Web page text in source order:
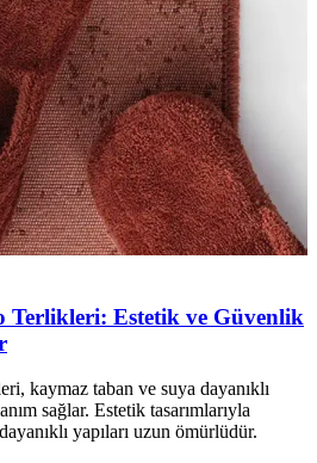
Terlikleri: Estetik ve Güvenlik
kaymaz taban ve suya dayanıklı
sağlar. Estetik tasarımlarıyla
yapıları uzun ömürlüdür.